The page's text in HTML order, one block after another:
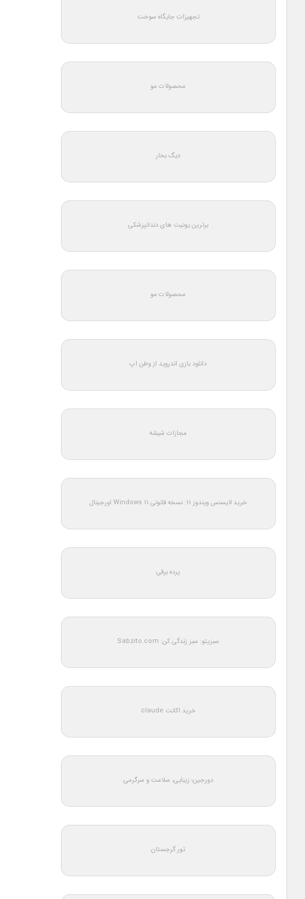
تجهیزات جایگاه سوخت
محصولات مو
دیگ بخار
برترین یونیت های دندانپزشکی
محصولات مو
دانلود بازی اندروید از وطن اپ
مجازات شیشه
خرید لایسنس ویندوز 11: نسخه قانونی Windows 11 اورجینال
پرده برقی
سبزیتو: سبز زندگی کن: Sabzito.com
خرید اکانت claude
دورجین؛ زیبایی، سلامت و سرگرمی
تور گرجستان